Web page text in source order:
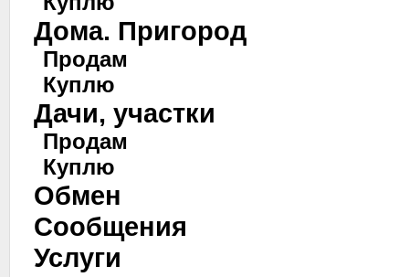
Дома. Пригород
Продам
Куплю
Дачи, участки
Продам
Куплю
Обмен
Сообщения
Услуги